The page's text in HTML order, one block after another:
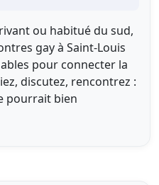
ou habitué du sud,
gay à Saint‑Louis
pour connecter la
discutez, rencontrez :
pourrait bien